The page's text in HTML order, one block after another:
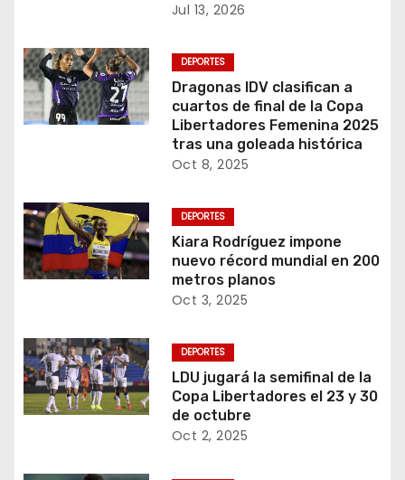
Jul 13, 2026
DEPORTES
Dragonas IDV clasifican a
cuartos de final de la Copa
Libertadores Femenina 2025
tras una goleada histórica
Oct 8, 2025
DEPORTES
Kiara Rodríguez impone
nuevo récord mundial en 200
metros planos
Oct 3, 2025
DEPORTES
LDU jugará la semifinal de la
Copa Libertadores el 23 y 30
de octubre
Oct 2, 2025